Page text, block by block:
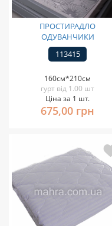
ПРОСТИРАДЛО
ОДУВАНЧИКИ
113415
160см*210см
гурт від 1.00 шт
Ціна за 1 шт.
675,00 грн